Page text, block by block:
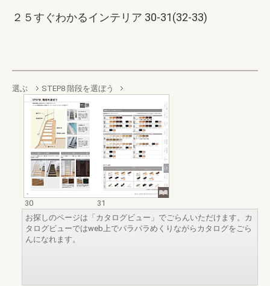
２５すぐわかるインテリア 30-31(32-33)
選ぶ STEP8 階段を選ぼう
30
31
お探しのページは「カタログビュー」でごらんいただけます。カ
タログビューではweb上でパラパラめくりながらカタログをごら
んになれます。